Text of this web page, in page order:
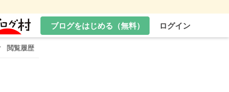
ブログをはじめる（無料）
ログイン
閲覧履歴